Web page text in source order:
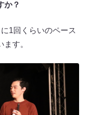
か？
1回くらいのペース
す。